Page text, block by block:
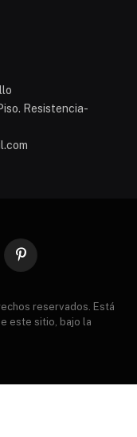
Resistencia-
Pinterest
reservados. Está
este sitio, bajo la